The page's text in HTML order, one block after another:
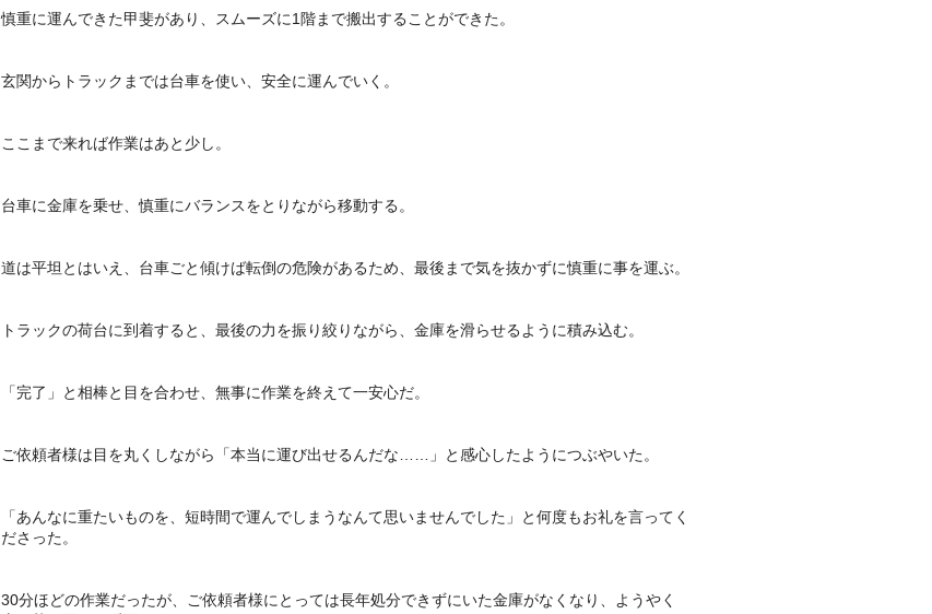
慎重に運んできた甲斐があり、スムーズに1階まで搬出することができた。
玄関からトラックまでは台車を使い、安全に運んでいく。
ここまで来れば作業はあと少し。
台車に金庫を乗せ、慎重にバランスをとりながら移動する。
道は平坦とはいえ、台車ごと傾けば転倒の危険があるため、最後まで気を抜かずに慎重に事を運ぶ。
トラックの荷台に到着すると、最後の力を振り絞りながら、金庫を滑らせるように積み込む。
「完了」と相棒と目を合わせ、無事に作業を終えて一安心だ。
ご依頼者様は目を丸くしながら「本当に運び出せるんだな……」と感心したようにつぶやいた。
「あんなに重たいものを、短時間で運んでしまうなんて思いませんでした」と何度もお礼を言ってく
ださった。
30分ほどの作業だったが、ご依頼者様にとっては長年処分できずにいた金庫がなくなり、ようやく